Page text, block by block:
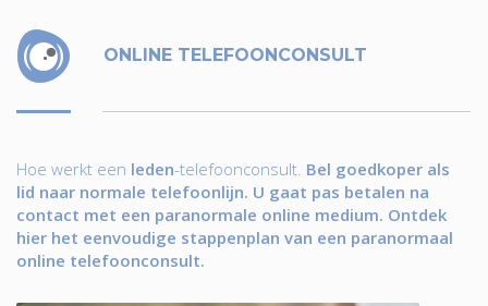
ONLINE TELEFOONCONSULT
Hoe werkt een leden-telefoonconsult. Bel goedkoper als
lid naar normale telefoonlijn. U gaat pas betalen na
contact met een paranormale online medium. Ontdek
hier het eenvoudige stappenplan van een paranormaal
online telefoonconsult.